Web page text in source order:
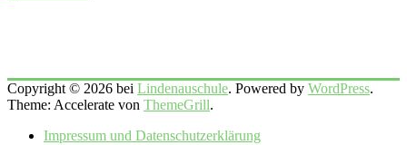
Copyright © 2026 bei Lindenauschule. Powered by WordPress.
Theme: Accelerate von ThemeGrill.
Impressum und Datenschutzerklärung